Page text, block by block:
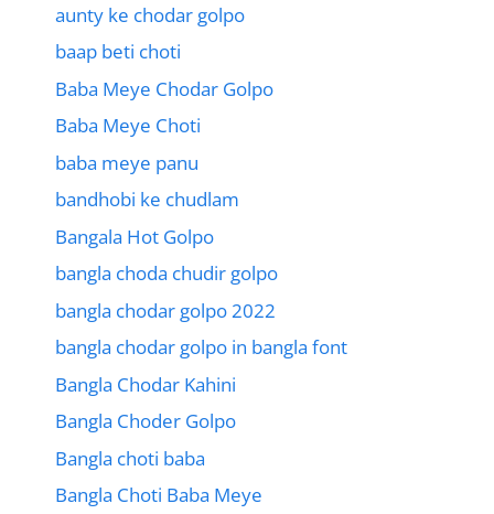
aunty ke chodar golpo
baap beti choti
Baba Meye Chodar Golpo
Baba Meye Choti
baba meye panu
bandhobi ke chudlam
Bangala Hot Golpo
bangla choda chudir golpo
bangla chodar golpo 2022
bangla chodar golpo in bangla font
Bangla Chodar Kahini
Bangla Choder Golpo
Bangla choti baba
Bangla Choti Baba Meye